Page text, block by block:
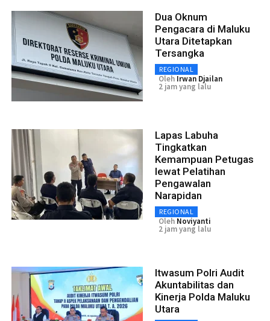
Dua Oknum
Pengacara di Maluku
Utara Ditetapkan
Tersangka
REGIONAL
Oleh Irwan Djailan
2 jam yang lalu
Lapas Labuha
Tingkatkan
Kemampuan Petugas
lewat Pelatihan
Pengawalan
Narapidan
REGIONAL
Oleh Noviyanti
2 jam yang lalu
Itwasum Polri Audit
Akuntabilitas dan
Kinerja Polda Maluku
Utara